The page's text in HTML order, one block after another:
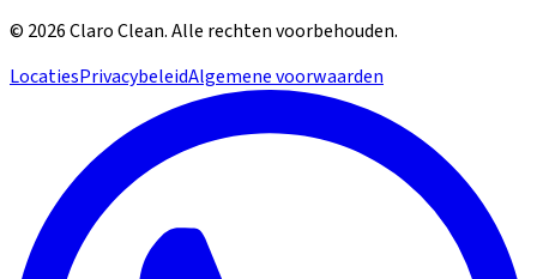
© 2026Claro Clean.Alle rechten voorbehouden.
LocatiesPrivacybeleidAlgemene voorwaarden